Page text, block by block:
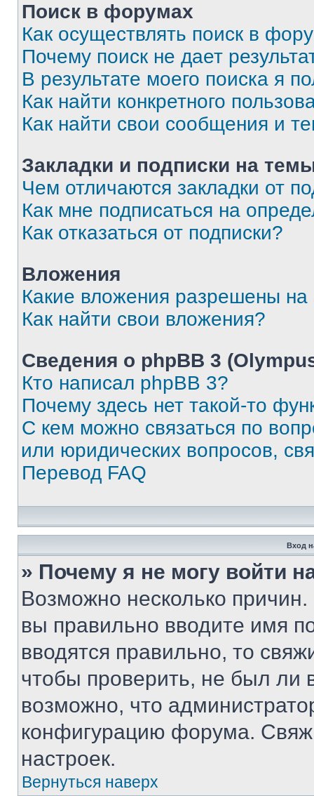
Поиск в форумах
Как осуществлять поиск в
Почему поиск не дает
В результате моего поиска я
Как найти конкретного
Как найти свои сообщения и
Закладки и подписки на
Чем отличаются закладки от
Как мне подписаться на
Как отказаться от подписки?
Вложения
Какие вложения разрешены
Как найти свои вложения?
Сведения о phpBB 3
Кто написал phpBB 3?
Почему здесь нет такой-то
С кем можно связаться по
или юридических вопросов,
Перевод FAQ
Вход
» Почему я не могу войти
Возможно несколько
вы правильно вводите имя
вводятся правильно, то
чтобы проверить, не был ли
возможно, что
конфигурацию форума.
настроек.
Вернуться наверх